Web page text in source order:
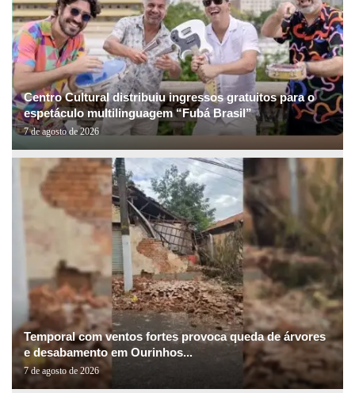
Centro Cultural distribuiu ingressos gratuitos para o
espetáculo multilinguagem “Fubá Brasil”
7 de agosto de 2026
Temporal com ventos fortes provoca queda de árvores
e desabamento em Ourinhos...
7 de agosto de 2026